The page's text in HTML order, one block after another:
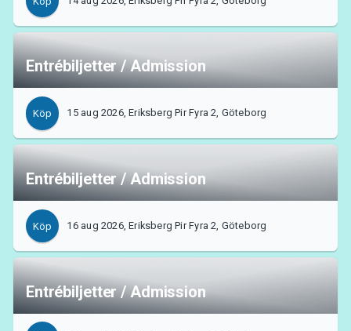
Entrébiljetter / Admission
Köp 15 aug 2026, Eriksberg Pir Fyra 2, Göteborg
Entrébiljetter / Admission
Köp 16 aug 2026, Eriksberg Pir Fyra 2, Göteborg
Entrébiljetter / Admission